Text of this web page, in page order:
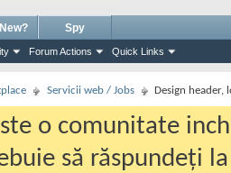
Forum Actions Quick Links
Spy
Servicii web / Jobs Design header,
o comunitate
să răspundeți